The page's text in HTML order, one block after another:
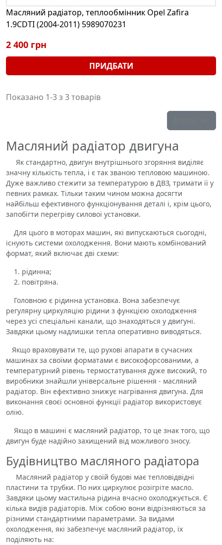
Масляний радіатор, теплообмінник Opel Zafira
1.9CDTI (2004-2011) 5989070231
2 400 грн
ПРИДБАТИ
Показано 1-3 з 3 товарів
Масляний радіатор двигуна
Як стандартно, двигун внутрішнього згоряння виділяє
значну кількість тепла, і є так званою тепловою машиною.
Дуже важливо стежити за температурою в ДВЗ, тримати її у
певних рамках. Тільки таким чином можна досягти
найбільш ефективного функціонування деталі і, крім цього,
запобігти перегріву силової установки.
Для цього в моторах машин, які випускаються сьогодні,
існують системи охолодження. Вони мають комбінований
формат, який включає дві схеми:
рідинна;
повітряна.
Головною є рідинна установка. Вона забезпечує
регулярну циркуляцію рідини з функцією охолодження
через усі спеціальні канали, що знаходяться у двигуні.
Завдяки цьому надлишки тепла оперативно виводяться.
Якщо враховувати те, що рухові апарати в сучасних
машинах за своїми форматами є високофорсованими, а
температурний рівень термостатування дуже високий, то
виробники знайшли універсальне рішення - масляний
радіатор. Він ефективно знижує нагрівання двигуна. Для
виконання своєї основної функції радіатор використовує
олію.
Якщо в машині є масляний радіатор, то це знак того, що
двигун буде надійно захищений від можливого зносу.
Будівництво масляного радіатора
Масляний радіатор у своїй будові має тепловідвідні
пластини та трубки. По них циркулює розігріте масло.
Завдяки цьому мастильна рідина вчасно охолоджується. Є
кілька видів радіаторів. Між собою вони відрізняються за
різними стандартними параметрами. За видами
охолодження, які забезпечує масляний радіатор, їх
поділяють на: